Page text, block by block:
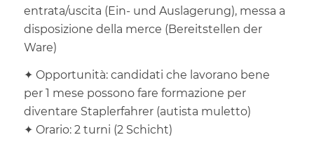
entrata/uscita (Ein- und Auslagerung), messa a
disposizione della merce (Bereitstellen der
Ware)
✦ Opportunità: candidati che lavorano bene
per 1 mese possono fare formazione per
diventare Staplerfahrer (autista muletto)
✦ Orario: 2 turni (2 Schicht)